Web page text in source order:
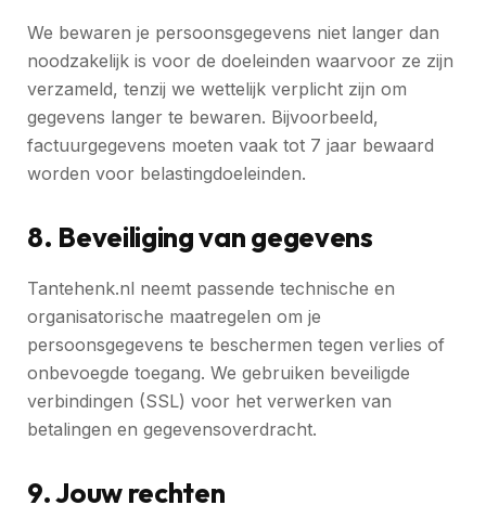
We bewaren je persoonsgegevens niet langer dan
noodzakelijk is voor de doeleinden waarvoor ze zijn
verzameld, tenzij we wettelijk verplicht zijn om
gegevens langer te bewaren. Bijvoorbeeld,
factuurgegevens moeten vaak tot 7 jaar bewaard
worden voor belastingdoeleinden.
8. Beveiliging van gegevens
Tantehenk.nl neemt passende technische en
organisatorische maatregelen om je
persoonsgegevens te beschermen tegen verlies of
onbevoegde toegang. We gebruiken beveiligde
verbindingen (SSL) voor het verwerken van
betalingen en gegevensoverdracht.
9. Jouw rechten